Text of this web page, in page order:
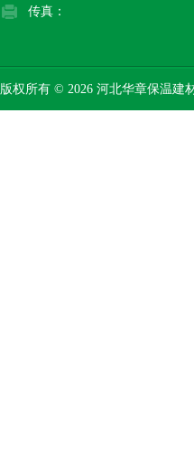
传真：
版权所有 © 2026 河北华章保温建